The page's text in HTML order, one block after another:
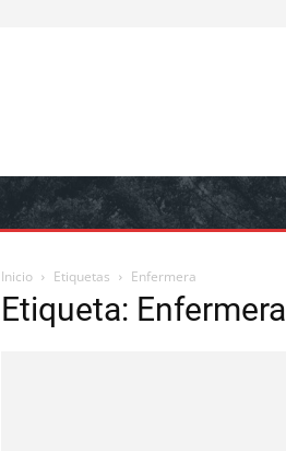
Inicio Etiquetas Enfermera
Etiqueta: Enfermera